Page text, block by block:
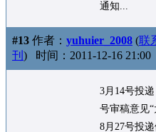
通知...
#13 作者： yuhuier_2008 (联
刊 ) 时间：2011-12-16 21:00
3月14号投
号审稿意见“
8月27号投